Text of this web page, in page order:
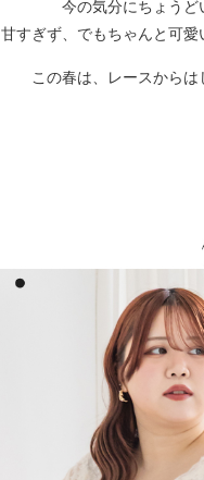
今の気分にちょうど
甘すぎず、でもちゃんと可愛
この春は、レースからは